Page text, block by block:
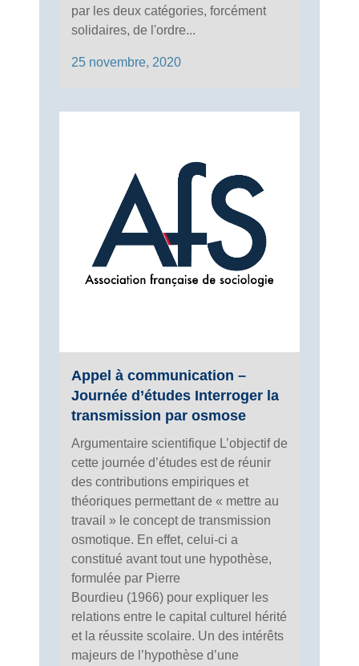
par les deux catégories, forcément
solidaires, de l'ordre...
25 novembre, 2020
Appel à communication –
Journée d’études Interroger la
transmission par osmose
Argumentaire scientifique L’objectif de
cette journée d’études est de réunir
des contributions empiriques et
théoriques permettant de « mettre au
travail » le concept de transmission
osmotique. En effet, celui-ci a
constitué avant tout une hypothèse,
formulée par Pierre
Bourdieu (1966) pour expliquer les
relations entre le capital culturel hérité
et la réussite scolaire. Un des intérêts
majeurs de l’hypothèse d’une